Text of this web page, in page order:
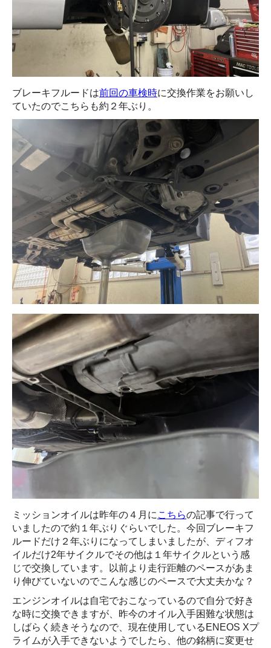
ブレーキフルードは前回の車検時に交換作業をお願いし
ていたのでこちらも約２年ぶり。
ミッションオイルは昨年の４月に こちらの記事で行って
いましたので約１年ぶりぐらいでした。今回ブレーキフ
ルードだけ２年ぶりになってしまいましたが、ディフオ
イルだけ2年サイクルでその他は１年サイクルという感
じで交換しています。以前より走行距離のペースがあま
り伸びていないのでこんな感じのペースで大丈夫かな？
エンジンオイルは自宅でおこなっているので自分で好き
な時に交換できますが、昨今のオイル入手困難な状態は
しばらく続きそうなので、現在使用しているENEOS Xプ
ライムが入手できないようでしたら、他の銘柄に変更せ